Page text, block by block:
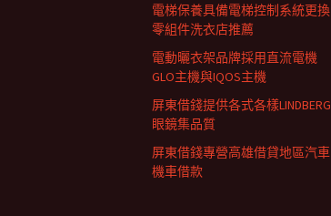
電梯保養具備電梯控制系統更換
零組件洗衣店推薦
電動曬衣架品牌採用直流電機
GLO主機與IQOS主機
屏東借錢提供各式各樣LINDBERG
眼鏡集品質
屏東借錢專營高雄借貸地區汽車
機車借款